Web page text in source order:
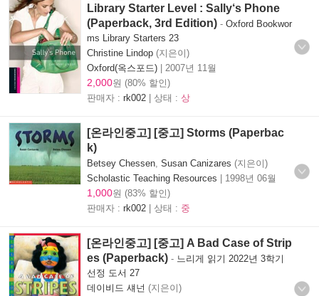
Library Starter Level : Sally‘s Phone
(Paperback, 3rd Edition) - Oxford Bookwor
ms Library Starters 23
Christine Lindop (지은이)
Oxford(옥스포드) | 2007년 11월
2,000원 (80% 할인)
판매자 : rk002 | 상태 : 상
[온라인중고] [중고] Storms (Paperbac
k)
Betsey Chessen Susan Canizares (지은이)
Scholastic Teaching Resources | 1998년 06월
1,000원 (83% 할인)
판매자 : rk002 | 상태 : 중
[온라인중고] [중고] A Bad Case of Strip
es (Paperback) - 느리게 읽기 2022년 3학기
선정 도서 27
데이비드 섀넌 (지은이)